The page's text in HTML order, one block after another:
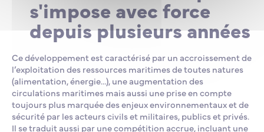
s'impose avec force
depuis plusieurs années
Ce développement est caractérisé par un accroissement de
l’exploitation des ressources maritimes de toutes natures
(alimentation, énergie…), une augmentation des
circulations maritimes mais aussi une prise en compte
toujours plus marquée des enjeux environnementaux et de
sécurité par les acteurs civils et militaires, publics et privés.
Il se traduit aussi par une compétition accrue, incluant une